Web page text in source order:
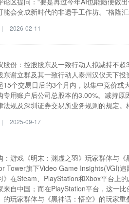
能会变成新时代的非遗手工作坊。”格隆
着Kill the game!（杀死比赛）。这个评
| 2026-02-11
股份：控股股东及一致行动人拟减持不
东谢立群及其一致行动人泰州汉仪天下
15个交易日后的3个月内，以集中竞价
专用账户后公司总股本的3.00%。减持
法规及深圳证券交易所业务规则的规定
交易日后的3个月内，以集中竞价或大
| 2025-09-17
：游戏《明末：渊虚之羽》玩家群体与
Tower旗下Video Game Insights(VGI)
》在Steam、PlayStation和Xbox平台上
来自中国；而在PlayStation平台，这一
的玩家群体与《黑神话：悟空》的玩家